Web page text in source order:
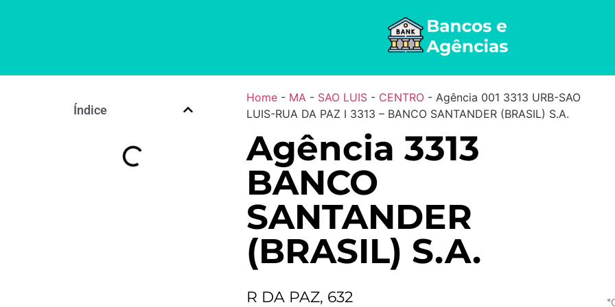
Índice
Home- MA - SAO LUIS- CENTRO- Agência 001 3313 URB-SAO
LUIS-RUA DA PAZ I 3313 – BANCO SANTANDER (BRASIL) S.A.
Agência 3313
BANCO
SANTANDER
(BRASIL) S.A.
R DA PAZ, 632